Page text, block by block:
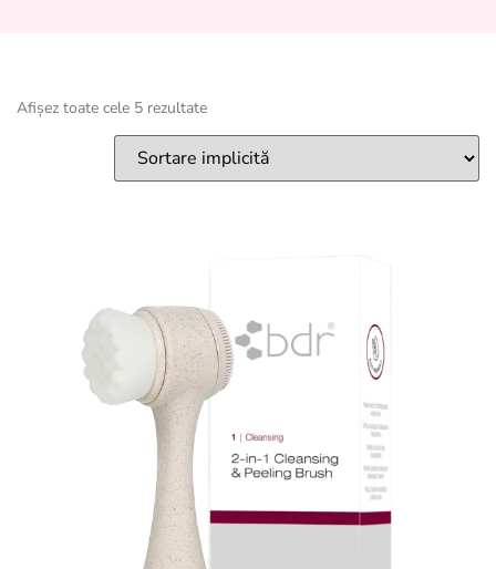
Afișez toate cele 5 rezultate